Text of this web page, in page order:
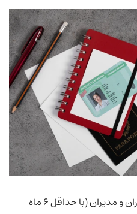
کپی پاسپورت تمام سهام‌داران و مدیران (با حداقل ۶ ماه